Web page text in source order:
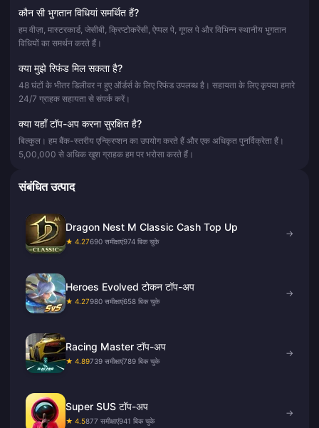
कौन सी भुगतान विधियां समर्थित हैं?
हम वीज़ा, मास्टरकार्ड, जेसीबी, क्रिप्टोकरेंसी, ऐप्पल पे, गूगल पे और विभिन्न स्थानीय भुगतान
विधियों का समर्थन करते हैं।
क्या मुझे रिफंड मिल सकता है?
48 घंटों के भीतर डिलीवर न हुए ऑर्डर्स के लिए रिफंड उपलब्ध है। सहायता के लिए कृपया हमारे
24/7 ग्राहक सहायता से संपर्क करें।
क्या यहाँ टॉप-अप करना सुरक्षित है?
बिल्कुल। हम बैंक-स्तरीय एन्क्रिप्शन का उपयोग करते हैं और एक अधिकृत पुनर्विक्रेता हैं।
5,00,000 से अधिक खुश ग्राहक हम पर भरोसा करते हैं।
संबंधित उत्पाद
Dragon Nest M Classic Cash Top Up
★ 4.27690 समीक्षाएं974 बिक चुके
→
Heroes Evolved टोकन टॉप-अप
★ 4.27980 समीक्षाएं658 बिक चुके
→
Racing Master टॉप-अप
★ 4.89739 समीक्षाएं789 बिक चुके
→
Super SUS टॉप-अप
★ 4.5877 समीक्षाएं941 बिक चुके
→